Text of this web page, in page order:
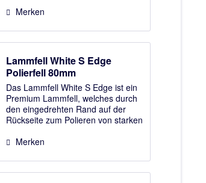
Stück hochglanzpolierpad
Black 75mm Polierpad
Merken
Lammfell White S Edge
Polierfell 80mm
Das Lammfell White S Edge ist ein
Premium Lammfell, welches durch
den eingedrehten Rand auf der
Rückseite zum Polieren von starken
schwer erreichbaren Stellen
Lammfellqualität...
Merken